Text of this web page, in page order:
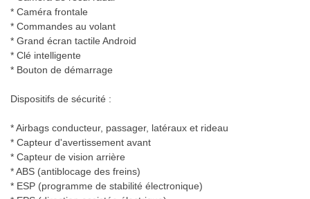
* Caméra frontale
* Commandes au volant
* Grand écran tactile Android
* Clé intelligente
* Bouton de démarrage
Dispositifs de sécurité :
* Airbags conducteur, passager, latéraux et rideau
* Capteur d'avertissement avant
* Capteur de vision arrière
* ABS (antiblocage des freins)
* ESP (programme de stabilité électronique)